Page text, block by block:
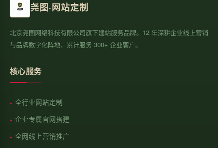
尧图·网站定制
北京尧图网络科技有限公司旗下建站服务品牌。12 年深耕企业线上营销
与品牌数字化阵地，累计服务 300+ 企业客户。
核心服务
全行业网站定制
企业专属官网搭建
全网线上营销推广